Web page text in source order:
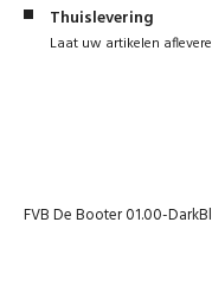
Thuislevering
Laat uw artikelen
FVB De Booter 01.00-